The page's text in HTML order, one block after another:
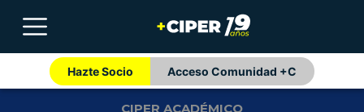
Hazte Socio Acceso Comunidad +C
CIPER ACADÉMICO